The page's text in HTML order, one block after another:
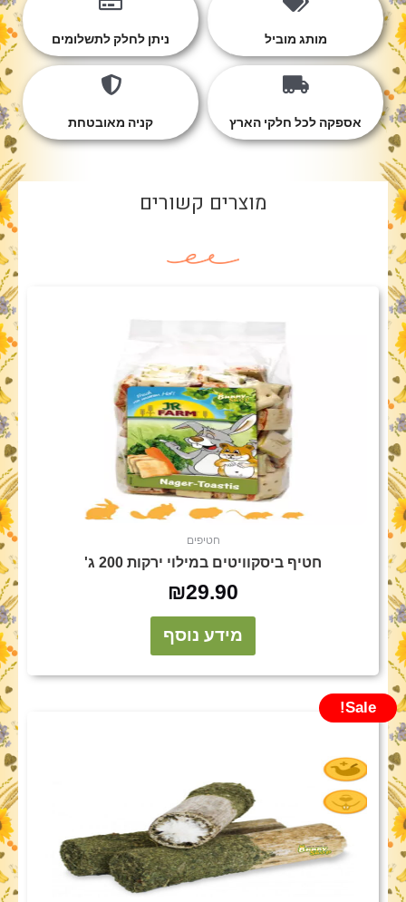
מותג מוביל ניתן לחלק לתשלומים
אספקה לכל חלקי הארץ קניה מאובטחת
מוצרים קשורים
חטיפים
חטיף ביסקוויטים במילוי ירקות 200 ג'
₪29.90
מידע נוסף
Sale!
₪30.00.